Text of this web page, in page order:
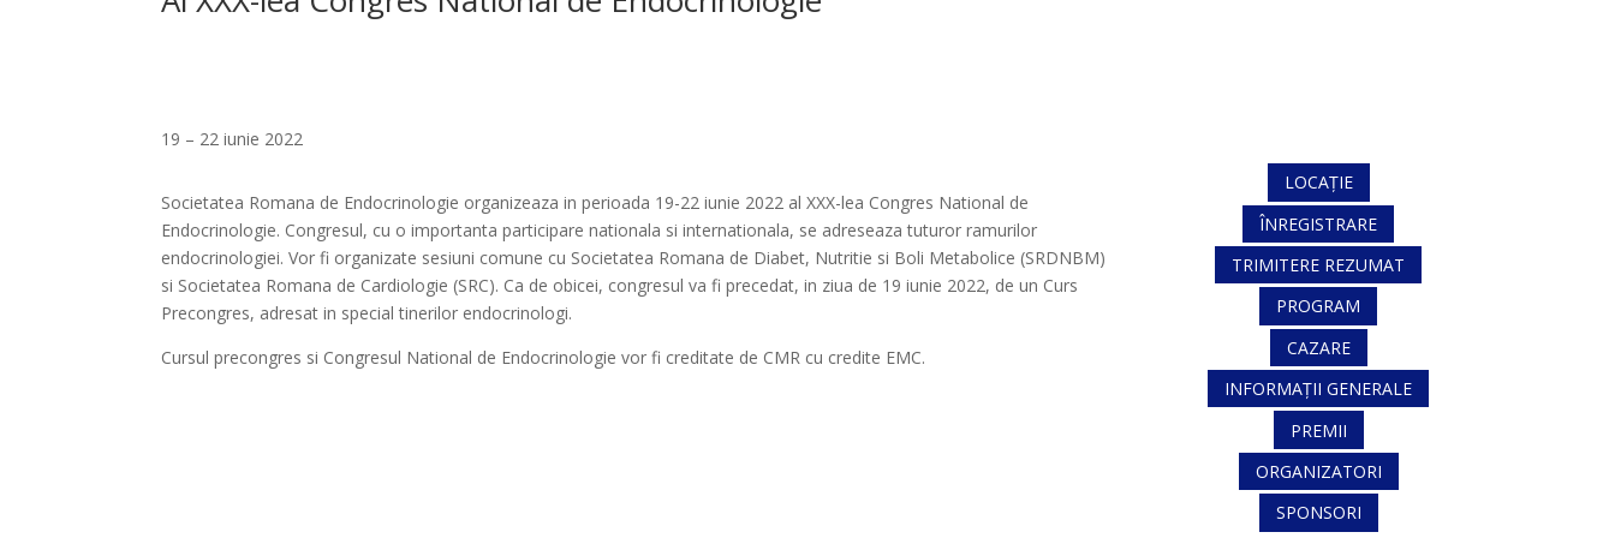
19 – 22 iunie 2022
Societatea Romana de Endocrinologie organizeaza in perioada 19-22 iunie 2022 al XXX-lea Congres National de
Endocrinologie. Congresul, cu o importanta participare nationala si internationala, se adreseaza tuturor ramurilor
endocrinologiei. Vor fi organizate sesiuni comune cu Societatea Romana de Diabet, Nutritie si Boli Metabolice (SRDNBM)
si Societatea Romana de Cardiologie (SRC). Ca de obicei, congresul va fi precedat, in ziua de 19 iunie 2022, de un Curs
Precongres, adresat in special tinerilor endocrinologi.
Cursul precongres si Congresul National de Endocrinologie vor fi creditate de CMR cu credite EMC.
LOCAȚIE
ÎNREGISTRARE
TRIMITERE REZUMAT
PROGRAM
CAZARE
INFORMAȚII GENERALE
PREMII
ORGANIZATORI
SPONSORI